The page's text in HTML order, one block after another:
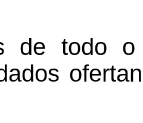
de todo